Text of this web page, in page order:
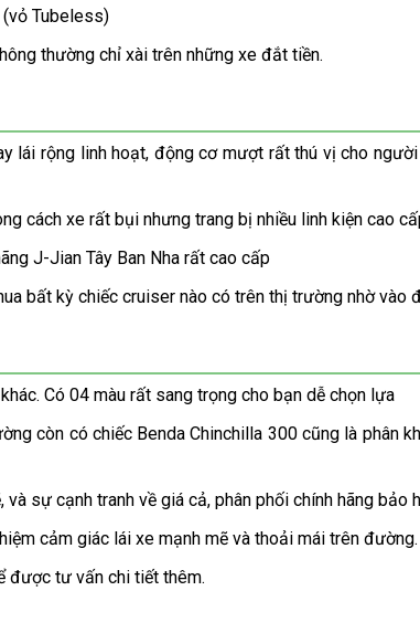
Tubeless)
thường chỉ xài trên những xe đắt tiền.
lái rộng linh hoạt, động cơ mượt rất thú vị cho
cách xe rất bụi nhưng trang bị nhiều linh kiện cao
J-Jian Tây Ban Nha rất cao cấp
bất kỳ chiếc cruiser nào có trên thị trường nhờ vào
Có 04 màu rất sang trọng cho bạn dễ chọn lựa
còn có chiếc Benda Chinchilla 300 cũng là phân
sự cạnh tranh về giá cả, phân phối chính hãng bảo
cảm giác lái xe mạnh mẽ và thoải mái trên đường.
được tư vấn chi tiết thêm.